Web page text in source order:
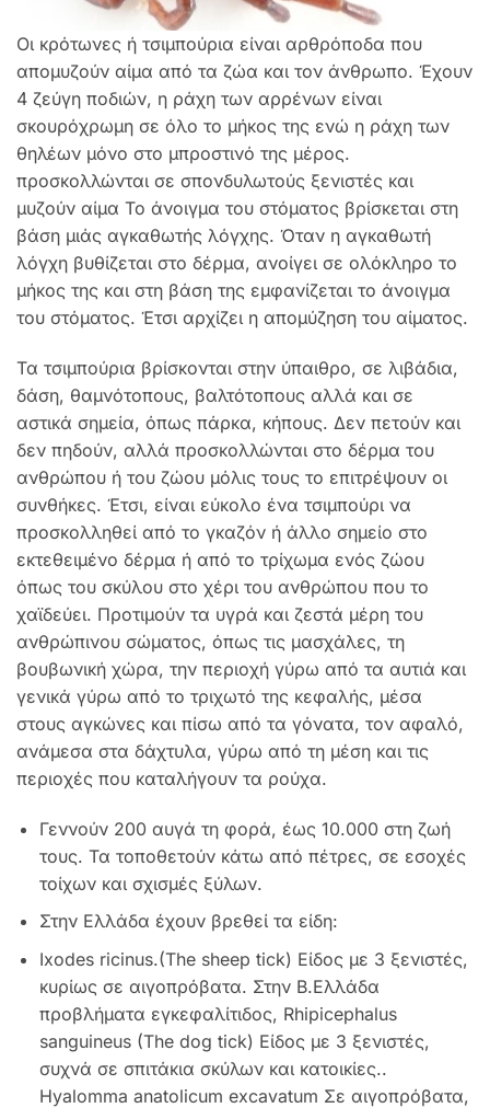
Οι κρότωνες ή τσιμπούρια είναι αρθρόποδα που
απομυζούν αίμα από τα ζώα και τον άνθρωπο. Έχουν
4 ζεύγη ποδιών, η ράχη των αρρένων είναι
σκουρόχρωμη σε όλο το μήκος της ενώ η ράχη των
θηλέων μόνο στο μπροστινό της μέρος.
προσκολλώνται σε σπονδυλωτούς ξενιστές και
μυζούν αίμα Το άνοιγμα του στόματος βρίσκεται στη
βάση μιάς αγκαθωτής λόγχης. Όταν η αγκαθωτή
λόγχη βυθίζεται στο δέρμα, ανοίγει σε ολόκληρο το
μήκος της και στη βάση της εμφανίζεται το άνοιγμα
του στόματος. Έτσι αρχίζει η απομύζηση του αίματος.
Τα τσιμπούρια βρίσκονται στην ύπαιθρο, σε λιβάδια,
δάση, θαμνότοπους, βαλτότοπους αλλά και σε
αστικά σημεία, όπως πάρκα, κήπους. Δεν πετούν και
δεν πηδούν, αλλά προσκολλώνται στο δέρμα του
ανθρώπου ή του ζώου μόλις τους το επιτρέψουν οι
συνθήκες. Έτσι, είναι εύκολο ένα τσιμπούρι να
προσκολληθεί από το γκαζόν ή άλλο σημείο στο
εκτεθειμένο δέρμα ή από το τρίχωμα ενός ζώου
όπως του σκύλου στο χέρι του ανθρώπου που το
χαϊδεύει. Προτιμούν τα υγρά και ζεστά μέρη του
ανθρώπινου σώματος, όπως τις μασχάλες, τη
βουβωνική χώρα, την περιοχή γύρω από τα αυτιά και
γενικά γύρω από το τριχωτό της κεφαλής, μέσα
στους αγκώνες και πίσω από τα γόνατα, τον αφαλό,
ανάμεσα στα δάχτυλα, γύρω από τη μέση και τις
περιοχές που καταλήγουν τα ρούχα.
Γεννούν 200 αυγά τη φορά, έως 10.000 στη ζωή
τους. Τα τοποθετούν κάτω από πέτρες, σε εσοχές
τοίχων και σχισμές ξύλων.
Στην Ελλάδα έχουν βρεθεί τα είδη:
Ixodes ricinus.(The sheep tick) Είδος με 3 ξενιστές,
κυρίως σε αιγοπρόβατα. Στην Β.Ελλάδα
προβλήματα εγκεφαλίτιδος, Rhipicephalus
sanguineus (The dog tick) Είδος με 3 ξενιστές,
συχνά σε σπιτάκια σκύλων και κατοικίες..
Hyalomma anatolicum excavatum Σε αιγοπρόβατα,